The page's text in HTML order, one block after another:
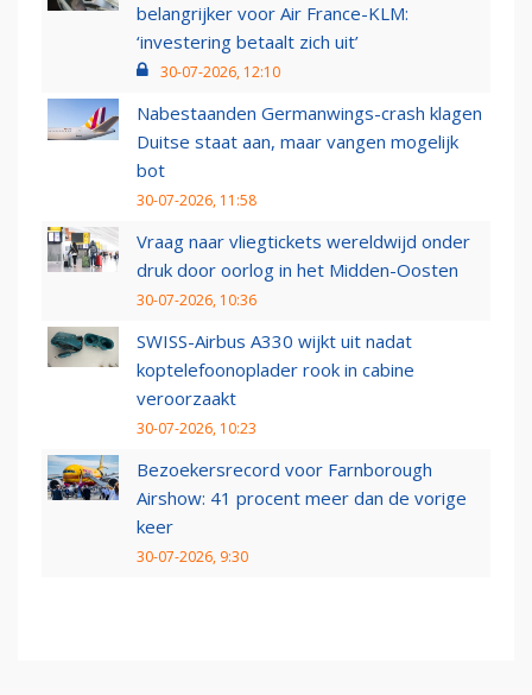
belangrijker voor Air France-KLM:
‘investering betaalt zich uit’
30-07-2026, 12:10
Nabestaanden Germanwings-crash klagen
Duitse staat aan, maar vangen mogelijk
bot
30-07-2026, 11:58
Vraag naar vliegtickets wereldwijd onder
druk door oorlog in het Midden-Oosten
30-07-2026, 10:36
SWISS-Airbus A330 wijkt uit nadat
koptelefoonoplader rook in cabine
veroorzaakt
30-07-2026, 10:23
Bezoekersrecord voor Farnborough
Airshow: 41 procent meer dan de vorige
keer
30-07-2026, 9:30